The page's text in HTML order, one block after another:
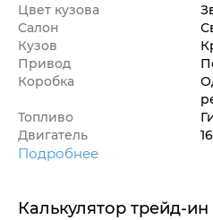
Цвет кузова
Салон
Кузов
Привод
Коробка
Топливо
Двигатель
Подробнее
Калькулятор трейд-ин